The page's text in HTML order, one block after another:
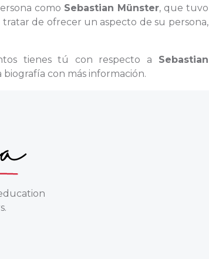
como Sebastian Münster, que tuvo
de ofrecer un aspecto de su persona,
tienes tú con respecto a Sebastian
con más información.